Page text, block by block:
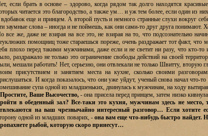
если брать в основе – здорово, когда рядом так долго находятся
читается это благородство, а также ум… и уж тем более, если один из
вдобавок еще и принцем. А второй пусть и немного странные слухи вокруг
заумные слова – иногда и не поймешь, как они сами-то друг друга понимают.
все же, даже не взирая на все это, не взирая на то, что подсознательно
помощниц тоже стараешься пореже, очень раздражает тот факт, что
плохо перед такими мужчинами, даже если и не светит ни разу, что кто-
раздражало не только это ограничение свободы действий на своей
мешали работать! Нет, серьезно, они отвлекали не только Швитту, вторую
присутствием и занятием места на кухне, сколько своими
И когда показалось, что они уже уйдут, ученый снова начал что-
супа одной из младшеньких, двинулась к мужчинам, на ходу
Простите, Ваше Высочество,- она присела перед принцем, затем низко
в обеденный зал? Все-таки это кухня, мужчинам здесь не
на ваш чрезвычайно интересный разговор… Если хотите
одной из младших поварих, - она вам еще что-нибудь быстро найдет.
рыбой, которую скоро принесут…